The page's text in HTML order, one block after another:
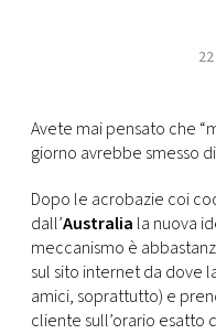
Avete mai pensato che
giorno avrebbe smesso
Dopo le acrobazie coi
dall’Australia la nuova
meccanismo è
sul sito internet da dove
amici, soprattutto) e
cliente sull’orario esatto